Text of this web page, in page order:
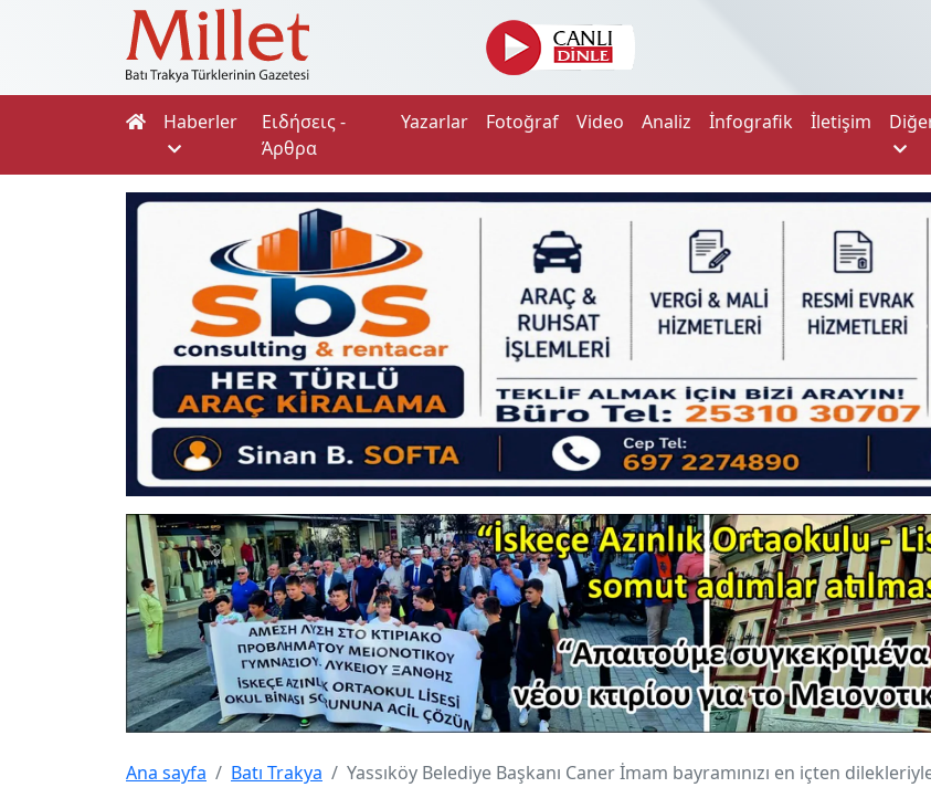
Haberler
Ειδήσεις -
Άρθρα
Yazarlar Fotoğraf Video Analiz İnfografik İletişim
Ana sayfa Batı Trakya Yassıköy Belediye Başkanı Caner İmam bayramınızı en içten